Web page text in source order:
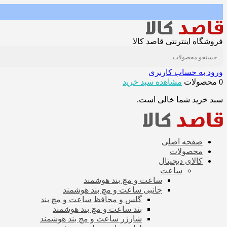
فروشگاه اینترنتی قاصد کالا
ورود به حساب کاربری
0 محصولات
مشاهده سبد خرید
سبد خرید شما خالی است.
صفحه اصلی
محصولات
کالای دیجیتال
ساعت
ساعت و مچ بند هوشمند
جانبی ساعت و مچ بند هوشمند
گلس و محافظ ساعت و مچ بند
بند ساعت و مچ بند هوشمند
شارژر ساعت و مچ بند هوشمند